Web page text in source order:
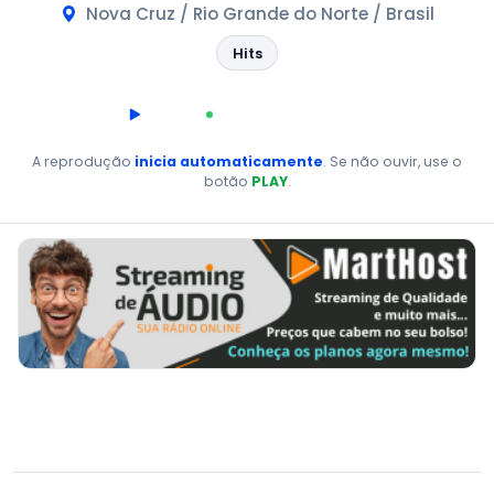
Nova Cruz / Rio Grande do Norte / Brasil
Hits
AO VIVO
A reprodução inicia automaticamente. Se não ouvir, use o
botão PLAY.